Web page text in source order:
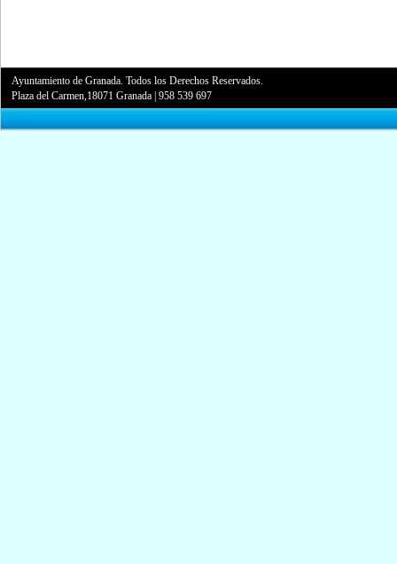
Ayuntamiento de Granada. Todos los Derechos Reservados.
Plaza del Carmen,18071 Granada |958 539 697